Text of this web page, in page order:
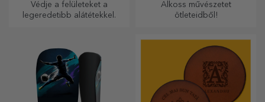
Védje a felületeket a
legeredetibb alátétekkel.
Alkoss művészetet
ötleteidből!